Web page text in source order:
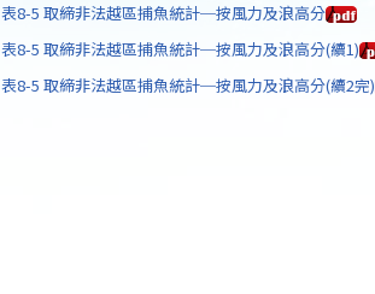
表8-5 取締非法越區捕魚統計─按風力及浪高分
表8-5 取締非法越區捕魚統計─按風力及浪高分(續1)
表8-5 取締非法越區捕魚統計─按風力及浪高分(續2完)